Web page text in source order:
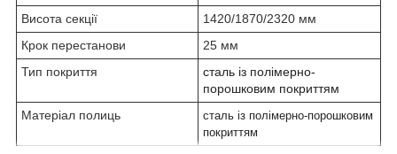
Висота секції
1420/1870/2320 мм
Крок перестанови
25 мм
Тип покриття
сталь із полімерно-
порошковим покриттям
Матеріал полиць
сталь із полімерно-порошковим
покриттям